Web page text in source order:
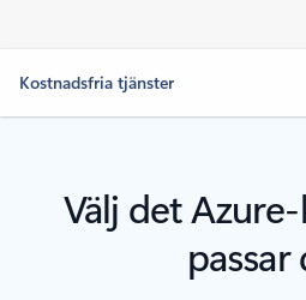
Kostnadsfria tjänster
Välj det
passar